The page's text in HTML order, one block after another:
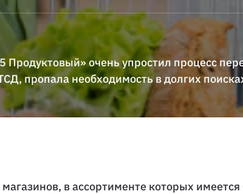
Продуктовый» очень упростил процесс
пропала необходимость в долгих
в ассортименте которых